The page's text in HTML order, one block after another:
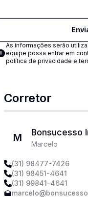
As informações serão
equipe possa entrar em
política de privacidade e
Corretor
M Bonsucesso
Marcelo
(31) 98477-7426
(31) 98451-4641
(31) 99841-4641